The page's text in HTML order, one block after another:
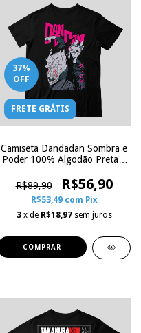
37%
OFF
FRETE GRÁTIS
Camiseta Dandadan Sombra e
Poder 100% Algodão Preta |
R$89,90
R$56,90
R$53,49 com Pix
3 x de R$18,97 sem juros
COMPRAR